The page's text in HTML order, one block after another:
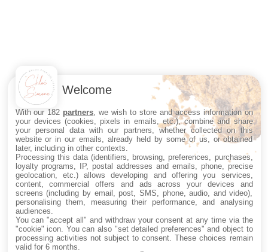
Welcome
With our 182 partners , we wish to store and access information on
your devices (cookies, pixels in emails, etc.), combine and share
your personal data with our partners, whether collected on this
website or in our emails, already held by some of us, or obtained
later, including in other contexts.
Processing this data (identifiers, browsing, preferences, purchases,
loyalty programs, IP, postal addresses and emails, phone, precise
geolocation, etc.) allows developing and offering you services,
content, commercial offers and ads across your devices and
screens (including by email, post, SMS, phone, audio, and video),
personalising them, measuring their performance, and analysing
audiences.
You can "accept all" and withdraw your consent at any time via the
"cookie" icon . You can also "set detailed preferences" and object to
processing activities not subject to consent. These choices remain
valid for 6 months.